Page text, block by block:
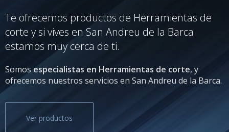
Te ofrecemos productos de Herramientas de
corte y si vives en San Andreu de la Barca
estamos muy cerca de ti.
Somosespecialistas en Herramientas de corte, y
ofrecemos nuestros servicios en San Andreu de la Barca.
Ver productos